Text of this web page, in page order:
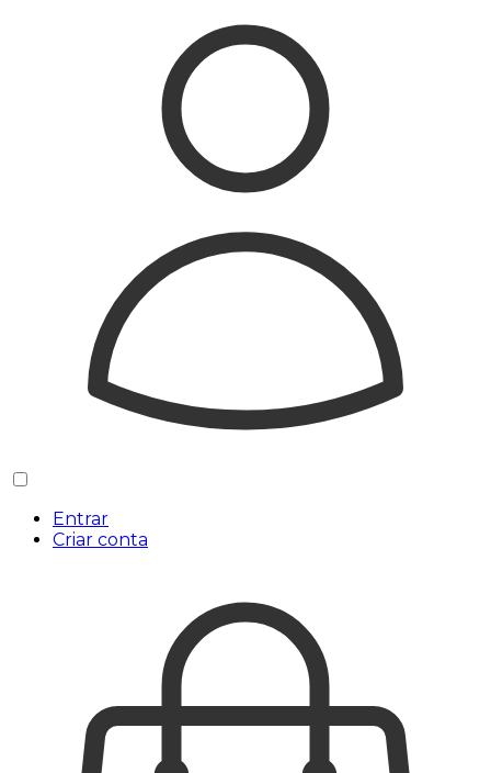
Entrar
Criar conta